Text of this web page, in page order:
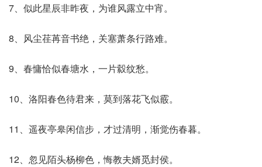
7、似此星辰非昨夜，为谁风露立中宵。
8、风尘荏苒音书绝，关塞萧条行路难。
9、春慵恰似春塘水，一片縠纹愁。
10、洛阳春色待君来，莫到落花飞似霰。
11、遥夜亭皋闲信步，才过清明，渐觉伤春暮。
12、忽见陌头杨柳色，悔教夫婿觅封侯。